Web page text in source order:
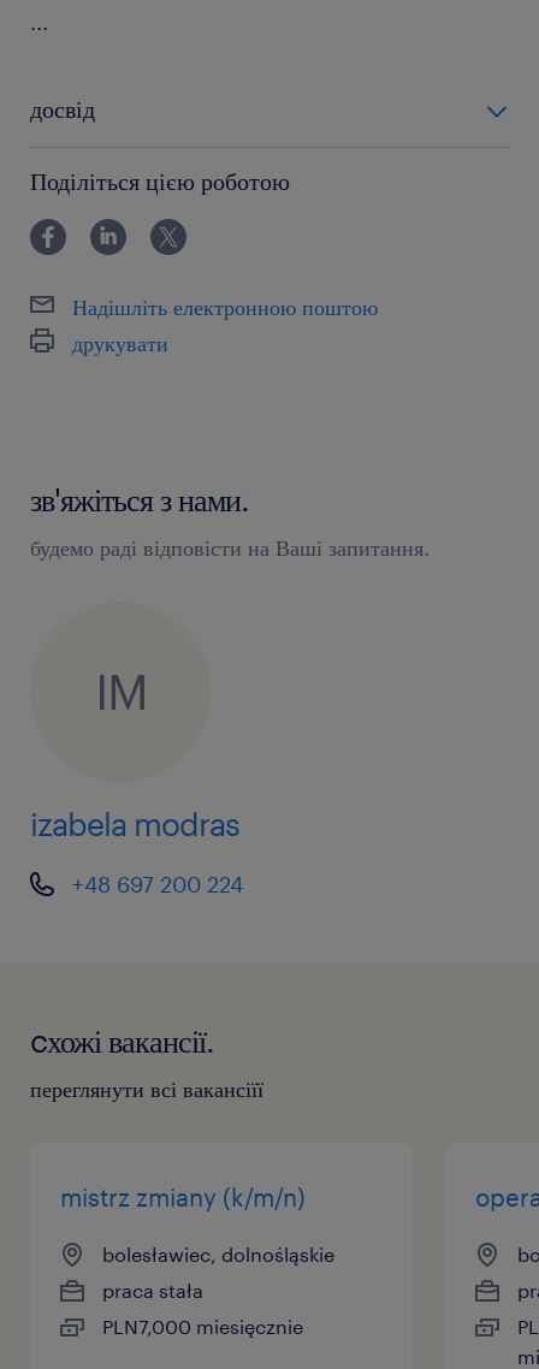
...
досвід
Поділіться цією роботою
Надішліть електронною поштою
друкувати
зв'яжіться з нами.
будемо раді відповісти на Ваші запитання.
IM
izabela modras
+48 697 200 224
cхожі вакансії.
переглянути всі вакансіїї
mistrz zmiany (k/m/n)
bolesławiec, dolnośląskie
praca stała
PLN7,000 miesięcznie